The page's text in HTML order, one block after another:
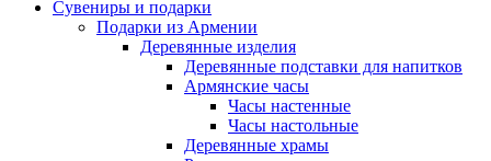
Сувениры и подарки
Подарки из Армении
Деревянные изделия
Деревянные подставки для напитков
Армянские часы
Часы настенные
Часы настольные
Деревянные храмы